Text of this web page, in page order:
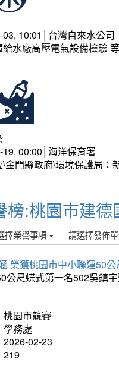
10:01│台灣自來水公司
水廠高壓電氣設備檢驗
00:00│海洋保育署
\金門縣政府\環境保護局
榜:桃園市建
擇榮譽事項 請選擇發佈
榮獲桃園市中小聯運50
公尺蝶式第一名502吳鎮
桃園市競賽
學務處
2026-02-23
219